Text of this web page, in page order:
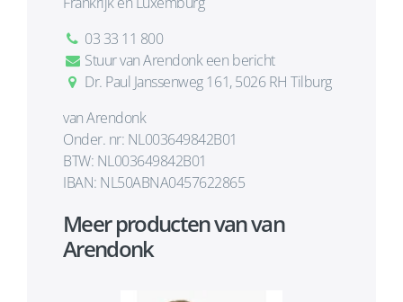
03 33 11 800
Stuur van Arendonk een bericht
Dr. Paul Janssenweg 161, 5026 RH Tilburg
van Arendonk
Onder. nr: NL003649842B01
BTW: NL003649842B01
IBAN: NL50ABNA0457622865
Meer producten van van
Arendonk